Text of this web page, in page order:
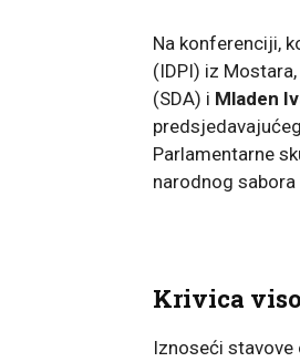
Na konferenciji,
(IDPI) iz
(SDA) i Mladen
Parlamentarne
narodnog sabora
Krivica
Iznoseći stavove